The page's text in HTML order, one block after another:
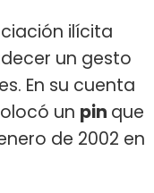
ilícita
un gesto
En su cuenta
un pin que
de 2002 en